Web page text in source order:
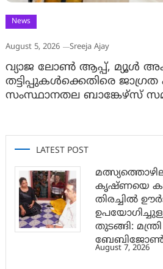
News
August 5, 2026 Sreeja Ajay
വ്യാജ ലോൺ ആപ്പ്, മ്യൂൾ
തട്ടിപ്പുകൾക്കെതിരെ
സംസ്ഥാനതല ബാങ്കേഴ്സ്
LATEST POST
കൃഷ്ണയെ
തിരച്ചിൽ
തുടങ്ങി:
August 7, 2026